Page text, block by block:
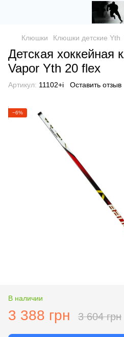
Клюшки Клюшки детские Yth
Детская хоккейная
Vapor Yth 20 flex
Артикул: 11102+i Оставить отзыв
−6%
В наличии
3 388 грн 3 604 грн